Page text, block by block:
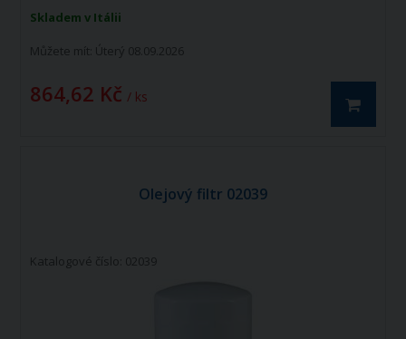
Skladem v Itálii
Můžete mít: Úterý 08.09.2026
864,62 Kč / ks
Olejový filtr 02039
Katalogové číslo: 02039